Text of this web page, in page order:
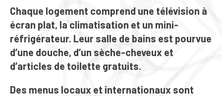
Chaque logement comprend une télévision à
écran plat, la climatisation et un mini-
réfrigérateur. Leur salle de bains est pourvue
d’une douche, d’un sèche-cheveux et
d’articles de toilette gratuits.
Des menus locaux et internationaux sont